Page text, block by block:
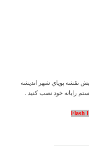
نقشه پوياي شهر انديشه
رايانه خود نصب كنيد .
Flash